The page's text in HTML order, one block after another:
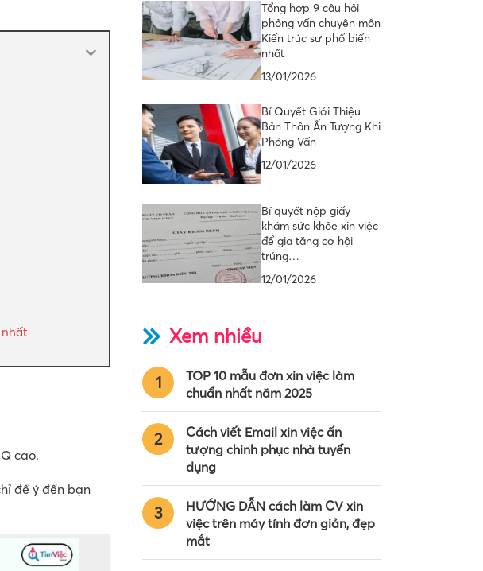
cao.
để ý đến bạn
Tổng hợp 9 câu hỏi
phỏng vấn chuyên môn
Kiến trúc sư phổ biến
nhất
13/01/2026
Bí Quyết Giới Thiệu
Bản Thân Ấn Tượng Khi
Phỏng Vấn
12/01/2026
Bí quyết nộp giấy
khám sức khỏe xin việc
để gia tăng cơ hội
trúng…
12/01/2026
Xem nhiều
1
TOP 10 mẫu đơn xin việc làm
chuẩn nhất năm 2025
2
Cách viết Email xin việc ấn
tượng chinh phục nhà tuyển
dụng
3
HƯỚNG DẪN cách làm CV xin
việc trên máy tính đơn giản, đẹp
mắt